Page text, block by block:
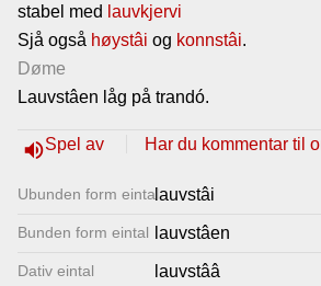
stabel med lauvkjervi
Sjå også høystâi og konnstâi.
Døme
Lauvstâen låg på trandó.
volume_upSpel av Har du kommentar til
Ubunden form eintallauvstâi
Bunden form eintal lauvstâen
Dativ eintal lauvstââ
Gjestebok
Lenkjer
Kontakt